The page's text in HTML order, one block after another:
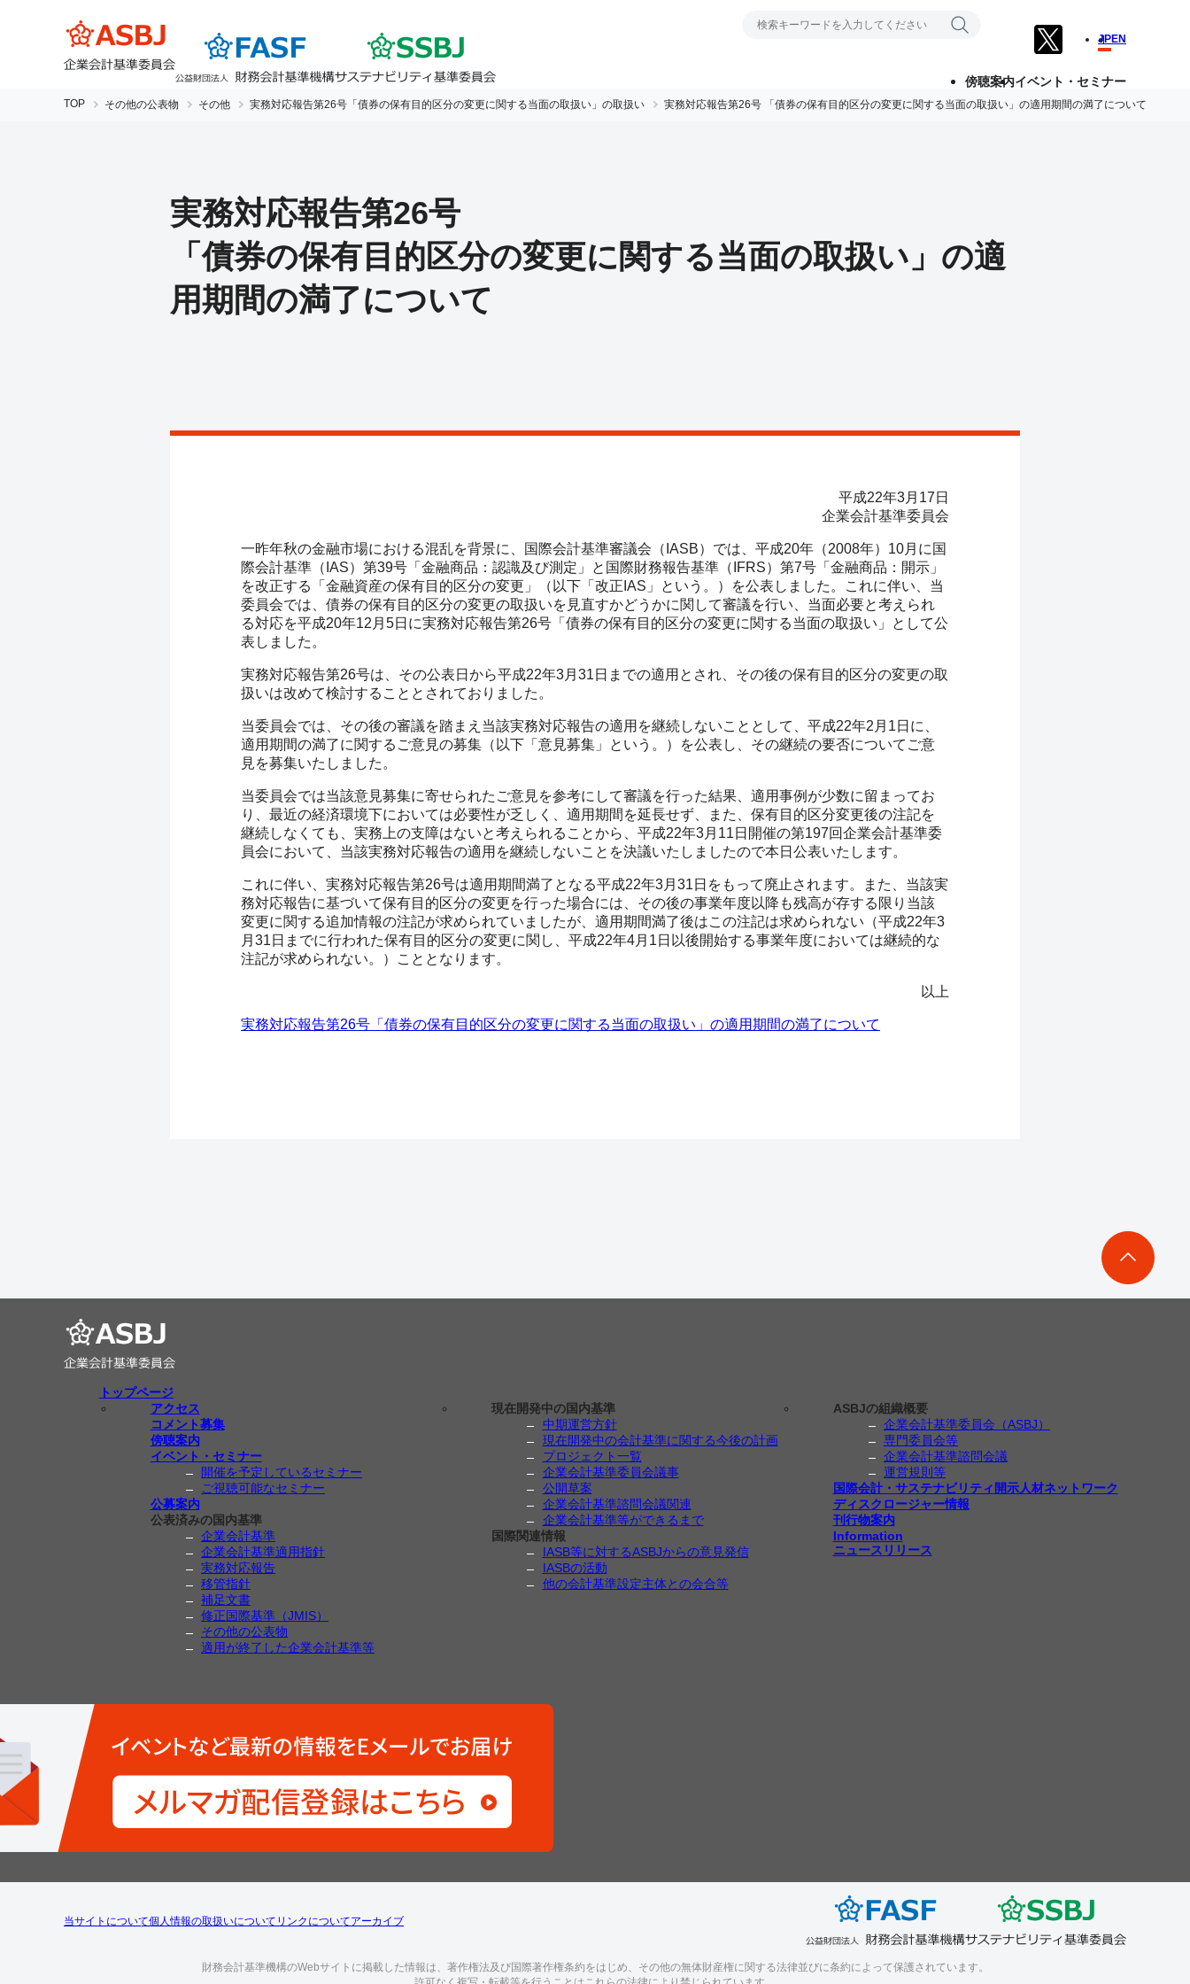
傍聴案内イベント・セミナー
JPEN
TOP その他の公表物 その他 実務対応報告第26号 「債券の保有目的区分の変更に関する当面の取扱い」の取扱い 実務対応報告第26号 「債券の保有目的区分の変更に関する当面の取扱い」の適用期間の満了について
実務対応報告第26号
「債券の保有目的区分の変更に関する当面の取扱い」の適
用期間の満了について
平成22年3月17日
企業会計基準委員会
一昨年秋の金融市場における混乱を背景に、国際会計基準審議会（IASB）では、平成20年（2008年）10月に国
際会計基準（IAS）第39号「金融商品：認識及び測定」と国際財務報告基準（IFRS）第7号「金融商品：開示」
を改正する「金融資産の保有目的区分の変更」（以下「改正IAS」という。）を公表しました。これに伴い、当
委員会では、債券の保有目的区分の変更の取扱いを見直すかどうかに関して審議を行い、当面必要と考えられ
る対応を平成20年12月5日に実務対応報告第26号「債券の保有目的区分の変更に関する当面の取扱い」として公
表しました。
実務対応報告第26号は、その公表日から平成22年3月31日までの適用とされ、その後の保有目的区分の変更の取
扱いは改めて検討することとされておりました。
当委員会では、その後の審議を踏まえ当該実務対応報告の適用を継続しないこととして、平成22年2月1日に、
適用期間の満了に関するご意見の募集（以下「意見募集」という。）を公表し、その継続の要否についてご意
見を募集いたしました。
当委員会では当該意見募集に寄せられたご意見を参考にして審議を行った結果、適用事例が少数に留まってお
り、最近の経済環境下においては必要性が乏しく、適用期間を延長せず、また、保有目的区分変更後の注記を
継続しなくても、実務上の支障はないと考えられることから、平成22年3月11日開催の第197回企業会計基準委
員会において、当該実務対応報告の適用を継続しないことを決議いたしましたので本日公表いたします。
これに伴い、実務対応報告第26号は適用期間満了となる平成22年3月31日をもって廃止されます。また、当該実
務対応報告に基づいて保有目的区分の変更を行った場合には、その後の事業年度以降も残高が存する限り当該
変更に関する追加情報の注記が求められていましたが、適用期間満了後はこの注記は求められない（平成22年3
月31日までに行われた保有目的区分の変更に関し、平成22年4月1日以後開始する事業年度においては継続的な
注記が求められない。）こととなります。
以上
実務対応報告第26号「債券の保有目的区分の変更に関する当面の取扱い」の適用期間の満了について
トップページ
アクセス
コメント募集
傍聴案内
イベント・セミナー
開催を予定しているセミナー
ご視聴可能なセミナー
公募案内
公表済みの国内基準
企業会計基準
企業会計基準適用指針
実務対応報告
移管指針
補足文書
修正国際基準（JMIS）
その他の公表物
適用が終了した企業会計基準等
現在開発中の国内基準
中期運営方針
現在開発中の会計基準に関する今後の計画
プロジェクト一覧
企業会計基準委員会議事
公開草案
企業会計基準諮問会議関連
企業会計基準等ができるまで
国際関連情報
IASB等に対するASBJからの意見発信
IASBの活動
他の会計基準設定主体との会合等
ASBJの組織概要
企業会計基準委員会（ASBJ）
専門委員会等
企業会計基準諮問会議
運営規則等
国際会計・サステナビリティ開示人材ネットワーク
ディスクロージャー情報
刊行物案内
Information
ニュースリリース
当サイトについて個人情報の取扱いについて リンクについてアーカイブ
財務会計基準機構のWebサイトに掲載した情報は、著作権法及び国際著作権条約をはじめ、その他の無体財産権に関する法律並びに条約によって保護されています。